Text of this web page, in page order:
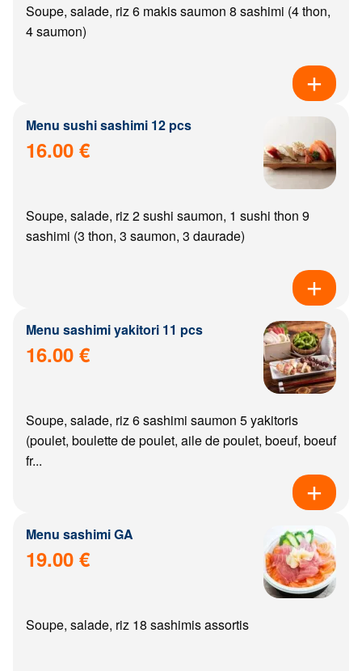
Soupe, salade, riz 6 makis saumon 8 sashimi (4 thon,
4 saumon)
Menu sushi sashimi 12 pcs
16.00 €
Soupe, salade, riz 2 sushi saumon, 1 sushi thon 9
sashimi (3 thon, 3 saumon, 3 daurade)
Menu sashimi yakitori 11 pcs
16.00 €
Soupe, salade, riz 6 sashimi saumon 5 yakitoris
(poulet, boulette de poulet, aile de poulet, boeuf, boeuf
fr...
Menu sashimi GA
19.00 €
Soupe, salade, riz 18 sashimis assortis